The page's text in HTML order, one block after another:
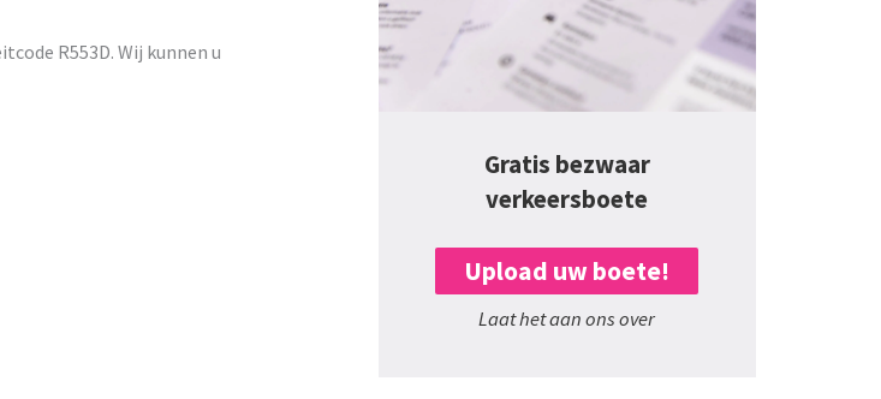
R553D. Wij kunnen u
Gratis bezwaar
verkeersboete
Upload uw boete!
Laat het aan ons over